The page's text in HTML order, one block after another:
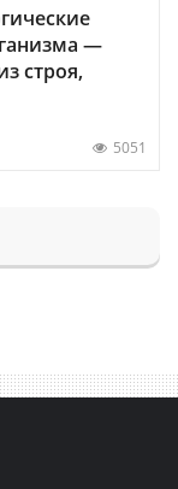
—
строя,
5051